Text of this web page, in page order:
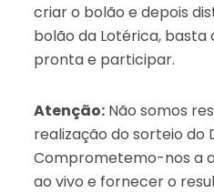
criar o bolão e depois
bolão da Lotérica,
pronta e participar.
Atenção:Não somos
realização do sorteio do
Comprometemo-nos a
ao vivo e fornecer o